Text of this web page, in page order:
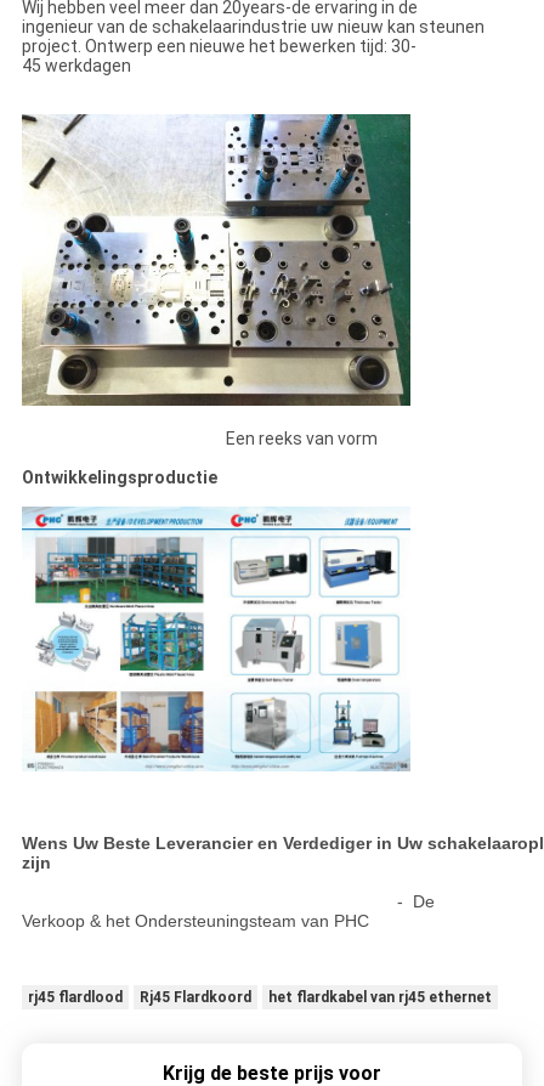
Wij hebben veel meer dan 20years-de ervaring in de
ingenieur van de schakelaarindustrie uw nieuw kan steunen
project. Ontwerp een nieuwe het bewerken tijd: 30-
45 werkdagen
Een reeks van vorm
Ontwikkelingsproductie
Wens Uw Beste Leverancier en Verdediger in Uw
zijn
- De
Verkoop & het Ondersteuningsteam van PHC
rj45 flardlood Rj45 Flardkoord het flardkabel van rj45 ethernet
Krijg de beste prijs voor